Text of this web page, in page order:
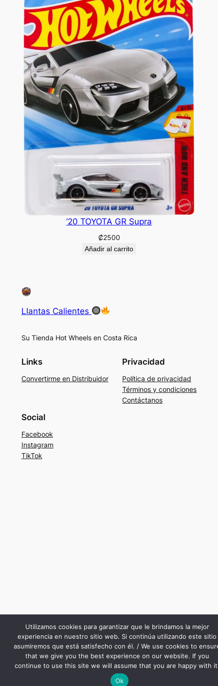
’20 TOYOTA GR Supra
₡2500
Añadir al carrito
Llantas Calientes
Su Tienda Hot Wheels en Costa Rica
Links
Convertirme en Distribuidor
Privacidad
Política de privacidad
Términos y condiciones
Contáctanos
Social
Facebook
Instagram
TikTok
Utilizamos cookies para garantizar que le brindamos la mejor
experiencia en nuestro sitio web. Si continúa utilizando este sitio
asumiremos que está satisfecho con él. / We use cookies to
that we give you the best experience on our website. If you
continue to use this site we will assume that you are happy with
Ok